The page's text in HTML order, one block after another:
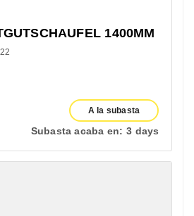
1400MM
A la subasta
Subasta acaba en: 3 days